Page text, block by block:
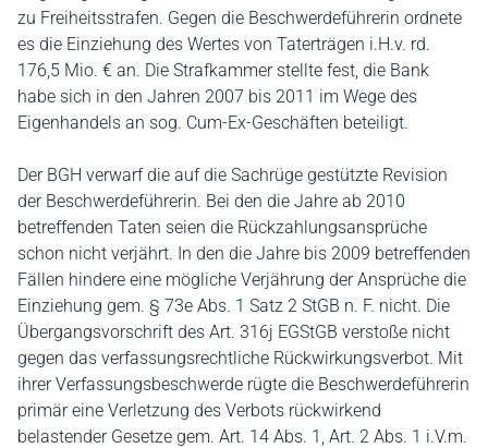
zu Freiheitsstrafen. Gegen die Beschwerdeführerin ordnete
es die Einziehung des Wertes von Taterträgen i.H.v. rd.
176,5 Mio. € an. Die Strafkammer stellte fest, die Bank
habe sich in den Jahren 2007 bis 2011 im Wege des
Eigenhandels an sog. Cum-Ex-Geschäften beteiligt.
Der BGH verwarf die auf die Sachrüge gestützte Revision
der Beschwerdeführerin. Bei den die Jahre ab 2010
betreffenden Taten seien die Rückzahlungsansprüche
schon nicht verjährt. In den die Jahre bis 2009 betreffenden
Fällen hindere eine mögliche Verjährung der Ansprüche die
Einziehung gem. § 73e Abs. 1 Satz 2 StGB n. F. nicht. Die
Übergangsvorschrift des Art. 316j EGStGB verstoße nicht
gegen das verfassungsrechtliche Rückwirkungsverbot. Mit
ihrer Verfassungsbeschwerde rügte die Beschwerdeführerin
primär eine Verletzung des Verbots rückwirkend
belastender Gesetze gem. Art. 14 Abs. 1, Art. 2 Abs. 1 i.V.m.